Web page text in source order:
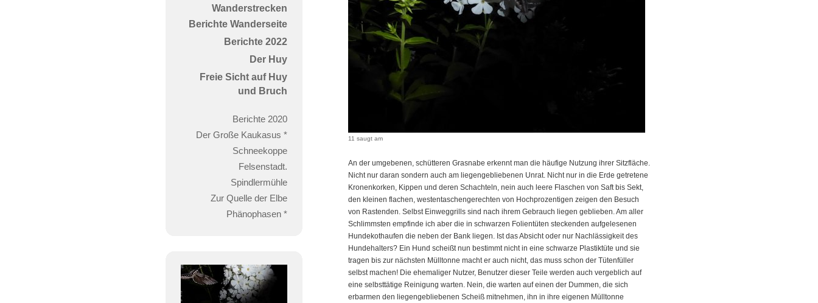
Wanderstrecken
Berichte Wanderseite
Berichte 2022
Der Huy
Freie Sicht auf Huy
und Bruch
Berichte 2020
Der Große Kaukasus *
Schneekoppe
Felsenstadt.
Spindlermühle
Zur Quelle der Elbe
Phänophasen *
11 saugt am
An der umgebenen, schütteren Grasnabe erkennt man die häufige Nutzung ihrer Sitzfläche.
Nicht nur daran sondern auch am liegengebliebenen Unrat. Nicht nur in die Erde getretene
Kronenkorken, Kippen und deren Schachteln, nein auch leere Flaschen von Saft bis Sekt,
den kleinen flachen, westentaschengerechten von Hochprozentigen zeigen den Besuch
von Rastenden. Selbst Einweggrills sind nach ihrem Gebrauch liegen geblieben. Am aller
Schlimmsten empfinde ich aber die in schwarzen Folientüten steckenden aufgelesenen
Hundekothaufen die neben der Bank liegen. Ist das Absicht oder nur Nachlässigkeit des
Hundehalters? Ein Hund scheißt nun bestimmt nicht in eine schwarze Plastiktüte und sie
tragen bis zur nächsten Mülltonne macht er auch nicht, das muss schon der Tütenfüller
selbst machen! Die ehemaliger Nutzer, Benutzer dieser Teile werden auch vergeblich auf
eine selbsttätige Reinigung warten. Nein, die warten auf einen der Dummen, die sich
erbarmen den liegengebliebenen Scheiß mitnehmen, ihn in ihre eigenen Mülltonne